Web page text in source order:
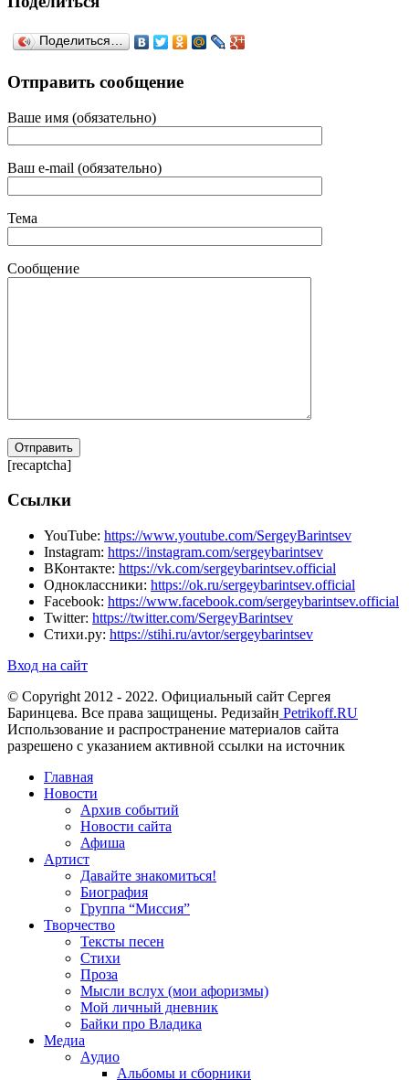
Поделиться…
Отправить сообщение
Ваше имя (обязательно)
Ваш e-mail (обязательно)
Тема
Сообщение
[recaptcha]
Ссылки
YouTube: https://www.youtube.com/SergeyBarintsev
Instagram: https://instagram.com/sergeybarintsev
ВКонтакте: https://vk.com/sergeybarintsev.official
Одноклассники: https://ok.ru/sergeybarintsev.official
Facebook: https://www.facebook.com/sergeybarintsev.official
Twitter: https://twitter.com/SergeyBarintsev
Стихи.ру: https://stihi.ru/avtor/sergeybarintsev
Вход на сайт
© Copyright 2012 - 2022. Официальный сайт Сергея
Баринцева. Все права защищены. Редизайн Petrikoff.RU
Использование и распространение материалов сайта
разрешено с указанием активной ссылки на источник
Главная
Новости
Архив событий
Новости сайта
Афиша
Артист
Давайте знакомиться!
Биография
Группа “Миссия”
Творчество
Тексты песен
Стихи
Проза
Мысли вслух (мои афоризмы)
Мой личный дневник
Байки про Владика
Медиа
Аудио
Альбомы и сборники